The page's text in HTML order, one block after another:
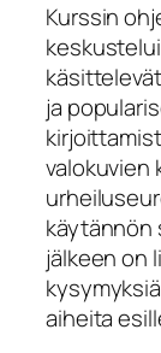
Kurssin
ja
valokuvien
käytännön
jälkeen on
aiheita